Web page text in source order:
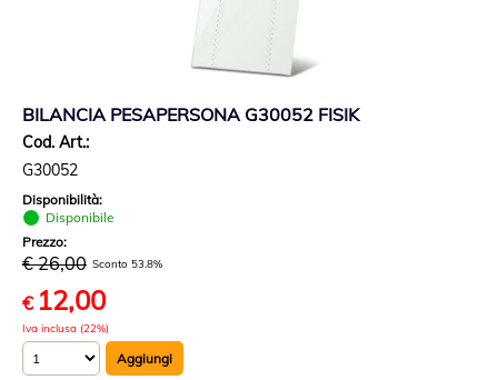
BILANCIA PESAPERSONA G30052 FISIK
Cod. Art.:
G30052
Disponibilità:
Disponibile
Prezzo:
€ 26,00 Sconto 53.8%
€ 12,00
Iva inclusa (22%)